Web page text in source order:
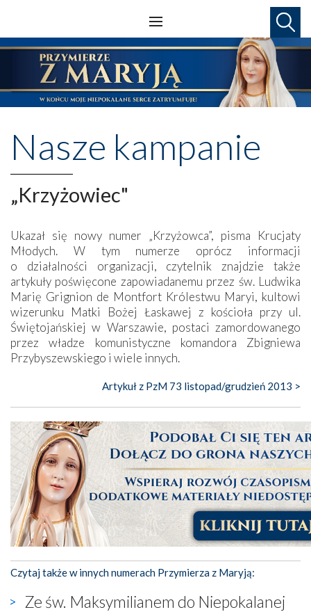
Nasze kampanie
„Krzyżowiec"
Ukazał się nowy numer „Krzyżowca”, pisma Krucjaty
Młodych. W tym numerze oprócz informacji
o działalności organizacji, czytelnik znajdzie także
artykuły poświęcone zapowiadanemu przez św. Ludwika
Marię Grignion de Montfort Królestwu Maryi, kultowi
wizerunku Matki Bożej Łaskawej z kościoła przy ul.
Świętojańskiej w Warszawie, postaci zamordowanego
przez władze komunistyczne komandora Zbigniewa
Przybyszewskiego i wiele innych.
Artykuł z PzM 73 listopad/grudzień 2013 >
Czytaj także w innych numerach Przymierza z Maryją:
Ze św. Maksymilianem do Niepokalanej